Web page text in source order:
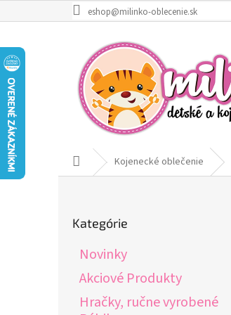
na
eshop@milinko-oblecenie.sk
DomovKojenecké oblečenie
kategórie
Kategórie
Novinky
Akciové Produkty
Hračky, ručne vyrobené